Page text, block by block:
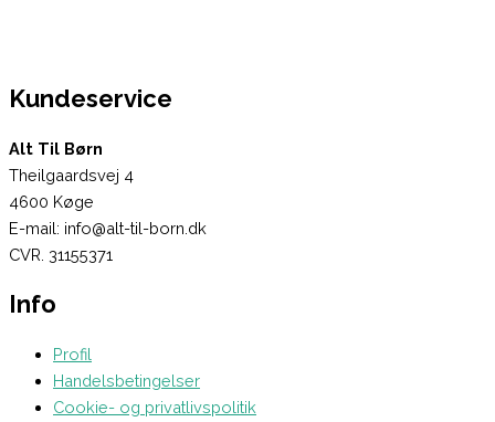
Kundeservice
Alt Til Børn
Theilgaardsvej 4
4600 Køge
E-mail: info@alt-til-born.dk
CVR. 31155371
Info
Profil
Handelsbetingelser
Cookie- og privatlivspolitik